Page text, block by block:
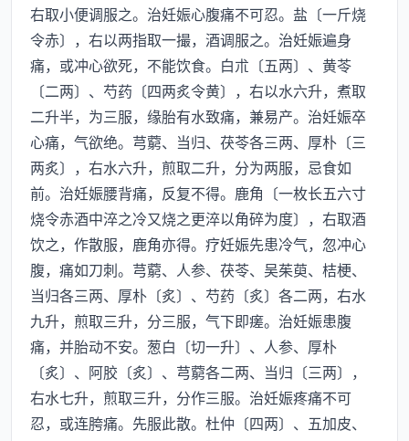
右取小便调服之。治妊娠心腹痛不可忍。盐〔一斤烧
令赤〕，右以两指取一撮，酒调服之。治妊娠遍身
痛，或冲心欲死，不能饮食。白朮〔五两〕、黄苓
〔二两〕、芍药〔四两炙令黄〕，右以水六升，煮取
二升半，为三服，缘胎有水致痛，兼易产。治妊娠卒
心痛，气欲绝。芎藭、当归、茯苓各三两、厚朴〔三
两炙〕，右水六升，煎取二升，分为两服，忌食如
前。治妊娠腰背痛，反复不得。鹿角〔一枚长五六寸
烧令赤酒中淬之冷又烧之更淬以角碎为度〕，右取酒
饮之，作散服，鹿角亦得。疗妊娠先患冷气，忽冲心
腹，痛如刀刺。芎藭、人参、茯苓、吴茱萸、桔梗、
当归各三两、厚朴〔炙〕、芍药〔炙〕各二两，右水
九升，煎取三升，分三服，气下即瘥。治妊娠患腹
痛，并胎动不安。葱白〔切一升〕、人参、厚朴
〔炙〕、阿胶〔炙〕、芎藭各二两、当归〔三两〕，
右水七升，煎取三升，分作三服。治妊娠疼痛不可
忍，或连胯痛。先服此散。杜仲〔四两〕、五加皮、